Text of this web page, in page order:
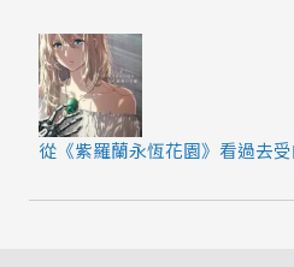
從《紫羅蘭永恆花園》看過去